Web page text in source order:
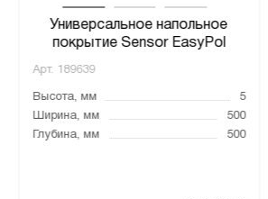
Универсальное напольное
покрытие Sensor EasyPol
Арт. 189639
Высота, мм
5
Ширина, мм
500
Глубина, мм
500